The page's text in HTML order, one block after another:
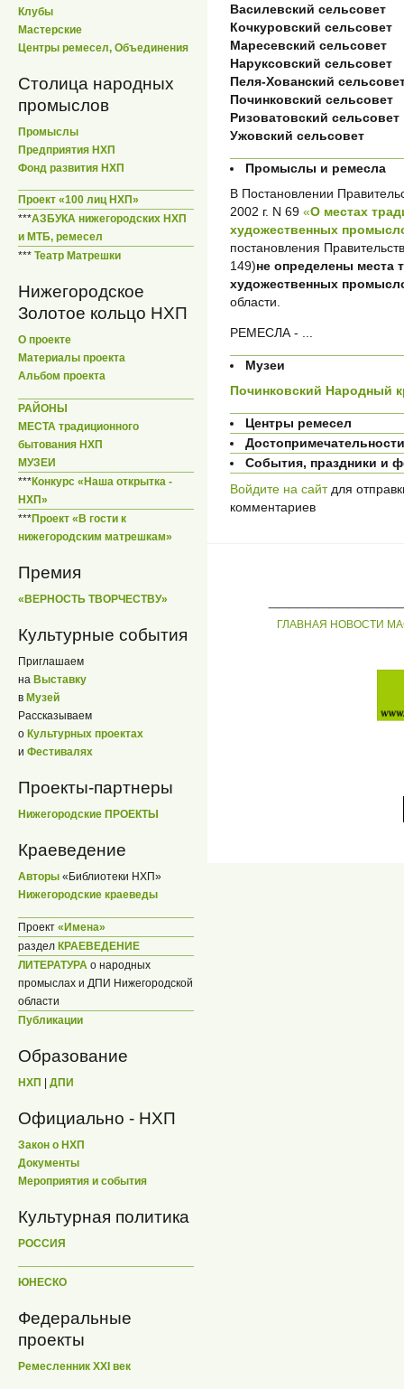
Клубы
Мастерские
Центры ремесел, Объединения
Столица народных
промыслов
Промыслы
Предприятия НХП
Фонд развития НХП
Проект «100 лиц НХП»
***АЗБУКА нижегородских НХП
и МТБ, ремесел
*** Театр Матрешки
Нижегородское
Золотое кольцо НХП
О проекте
Материалы проекта
Альбом проекта
РАЙОНЫ
МЕСТА традиционного
бытования НХП
МУЗЕИ
***Конкурс «Наша открытка -
НХП»
***Проект «В гости к
нижегородским матрешкам»
Премия
«ВЕРНОСТЬ ТВОРЧЕСТВУ»
Культурные события
Приглашаем
на Выставку
в Музей
Рассказываем
о Культурных проектах
и Фестивалях
Проекты-партнеры
Нижегородские ПРОЕКТЫ
Краеведение
Авторы «Библиотеки НХП»
Нижегородские краеведы
Проект «Имена»
раздел КРАЕВЕДЕНИЕ
ЛИТЕРАТУРА о народных
промыслах и ДПИ Нижегородской
области
Публикации
Образование
НХП ДПИ
Официально - НХП
Закон о НХП
Документы
Мероприятия и события
Культурная политика
РОССИЯ
ЮНЕСКО
Федеральные
проекты
Ремесленник XXI век
Василевский сельсовет
Кочкуровский сельсовет
Маресевский сельсовет
Наруксовский сельсовет
Пеля-Хованский
Починковский сельсовет
Ризоватовский сельсовет
Ужовский сельсовет
Промыслы и ремесла
В Постановлении
2002 г. N 69 «О местах
художественных
постановления
149)не определены места
художественных
области.
РЕМЕСЛА - ...
Музеи
Починковский Народный
Центры ремесел
Достопримечательности
События, праздники и
Войдите на сайтдля
комментариев
ГЛАВНАЯ НОВОСТИ